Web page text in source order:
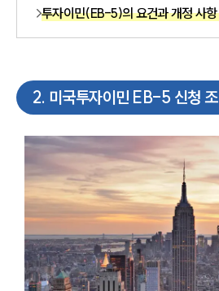
투자이민(EB-5)의 요건과 개정 사
2. 미국투자이민 EB-5 신청